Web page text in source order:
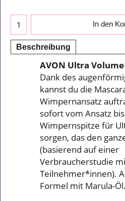
In den
Beschreibung
AVON Ultra
Dank des
kannst du die
Wimpernansatz
sofort vom Ansatz
Wimpernspitze für
sorgen, das den
(basierend auf einer
Verbraucherstudie
Teilnehmer*innen).
Formel mit Marula-